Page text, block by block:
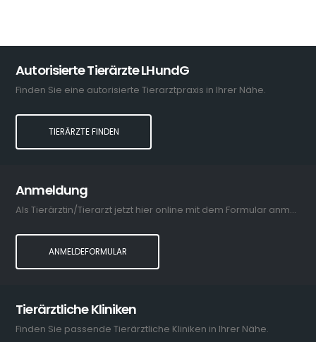
Autorisierte Tierärzte LHundG
Finden Sie eine autorisierte Tierarztpraxis in Ihrer Nähe.
TIERÄRZTE FINDEN
Anmeldung
Als Tierärztin/Tierarzt jetzt hier online mit dem Formular anmelden.
ANMELDEFORMULAR
Tierärztliche Kliniken
Finden Sie passende Tierärztliche Kliniken in Ihrer Nähe.